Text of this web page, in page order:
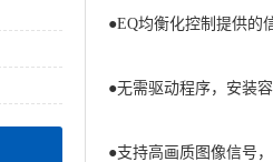
●EQ均衡化控制提供的
●无需驱动程序，安装
●支持高画质图像信号